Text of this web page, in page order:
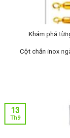
Khám phá
Cột chắn inox
13
Th9